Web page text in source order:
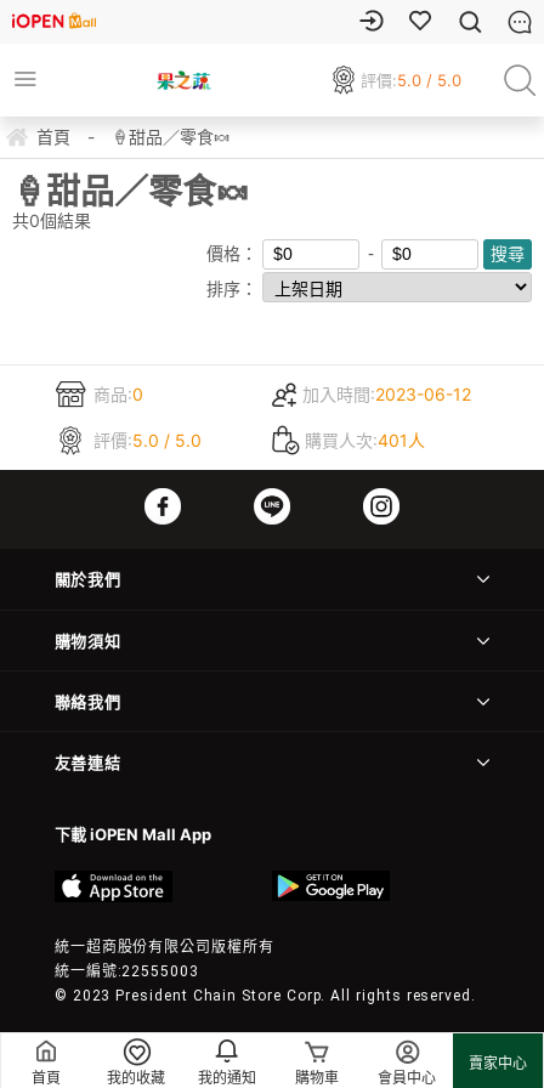
首頁 我的收藏 我的通知 購物車 會員中心
賣家中心
評價:5.0 / 5.0
首頁 - 🍦甜品／零食🍬
🍦甜品／零食🍬
共0個結果
價格：
排序：
商品:0 加入時間:2023-06-12
評價:5.0 / 5.0 購買人次:401人
關於我們
購物須知
聯絡我們
友善連結
下載 iOPEN Mall App
統一超商股份有限公司版權所有
統一編號:22555003
© 2023 President Chain Store Corp. All rights reserved.